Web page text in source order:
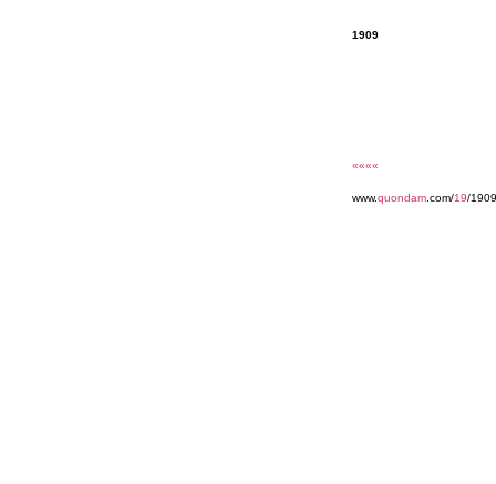
1909
««««
www.quondam .com/19/